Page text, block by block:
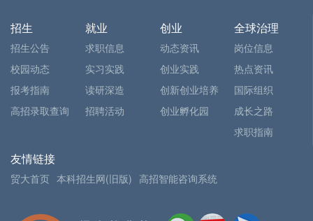
招生
招生公告
校园动态
报考指南
高招录取查询
就业
求职信息
实习实践
读研深造
招聘活动
创业
动态资讯
创业实践
创新创业培养
创业孵化园
全球治理
岗位信息
热点资讯
国际组织
成长之路
求职指南
友情链接
贸大首页 本科招生网(旧版) 高招智能咨询系统